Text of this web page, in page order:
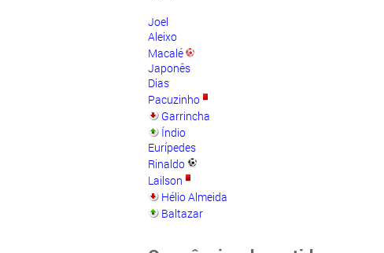
Joel
Aleixo
Macalé
Japonês
Dias
Pacuzinho
Garrincha
Índio
Eurípedes
Rinaldo
Lailson
Hélio Almeida
Baltazar